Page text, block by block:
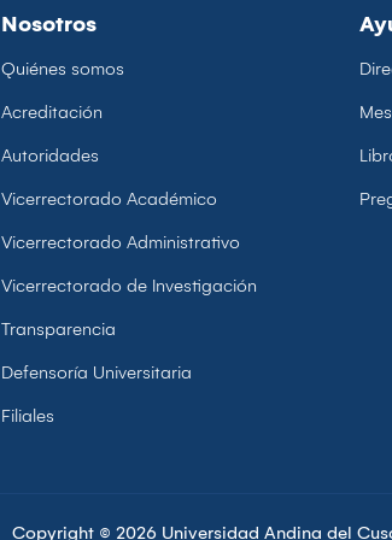
Nosotros
Quiénes somos
Acreditación
Autoridades
Vicerrectorado Académico
Vicerrectorado Administrativo
Vicerrectorado de Investigación
Transparencia
Defensoría Universitaria
Filiales
Copyright © 2026 Universidad Andina del